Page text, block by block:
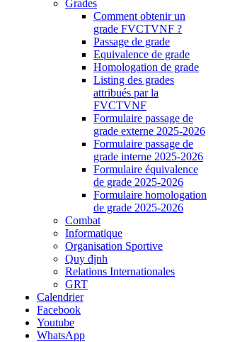
Grades
Comment obtenir un
grade FVCTVNF ?
Passage de grade
Equivalence de grade
Homologation de grade
Listing des grades
attribués par la
FVCTVNF
Formulaire passage de
grade externe 2025-2026
Formulaire passage de
grade interne 2025-2026
Formulaire équivalence
de grade 2025-2026
Formulaire homologation
de grade 2025-2026
Combat
Informatique
Organisation Sportive
Quy định
Relations Internationales
GRT
Calendrier
Facebook
Youtube
WhatsApp